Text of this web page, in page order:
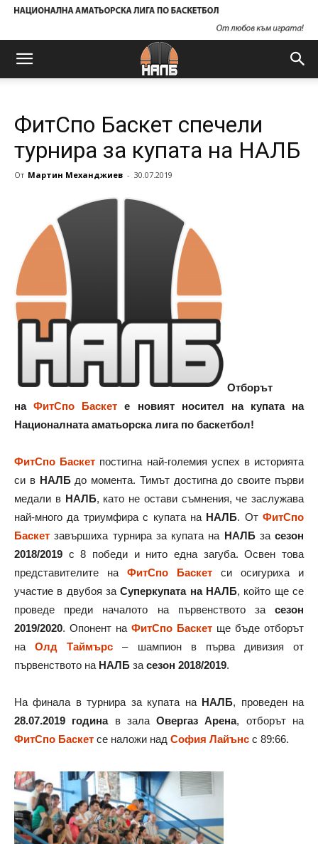
ФитСпо Баскет спечели
турнира за купата на НАЛБ
От Мартин Механджиев - 30.07.2019
Отборът
наФитСпо Баскет е новият носител на купата на
Националната аматьорска лига по баскетбол!
ФитСпо Баскет постигна най-големия успех в историята
си в НАЛБдо момента. Тимът достигна до своите първи
медали в НАЛБ, като не остави съмнения, че заслужава
най-много да триумфира с купата на НАЛБ. От ФитСпо
Баскет завършиха турнира за купата на НАЛБза сезон
2018/2019 с 8 победи и нито една загуба. Освен това
представителите на ФитСпо Баскет си осигуриха и
участие в двубоя заСуперкупата на НАЛБ, който ще се
проведе преди началото на първенството за сезон
2019/2020. Опонент на ФитСпо Баскет ще бъде отборът
наОлд Таймърс – шампион в първа дивизия от
първенството на НАЛБ засезон 2018/2019.
На финала в турнира за купата на НАЛБ, проведен на
28.07.2019 годинав залаОвергаз Арена, отборът на
ФитСпо Баскет се наложи над София Лайънс с 89:66.